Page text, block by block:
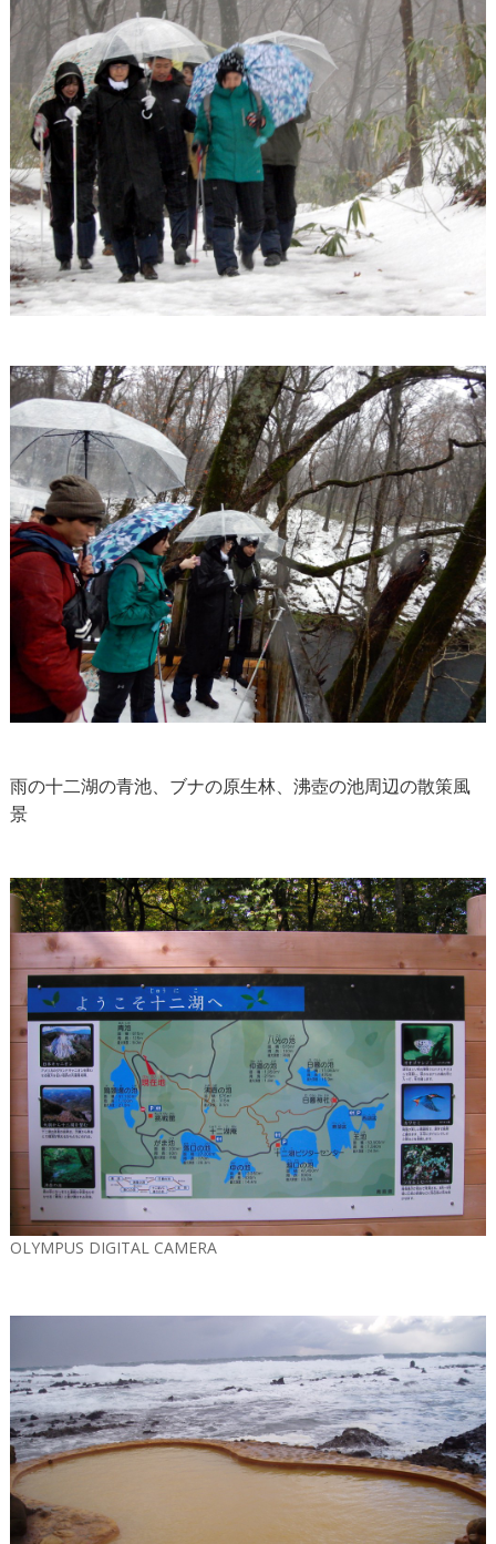
雨の十二湖の青池、ブナの原生林、沸壺の池周辺の散策風
景
OLYMPUS DIGITAL CAMERA